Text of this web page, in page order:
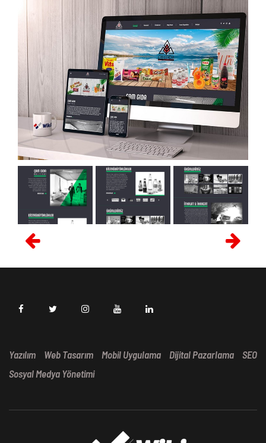
Yazılım Web Tasarım Mobil Uygulama Dijital Pazarlama
SEO
Sosyal Medya Yönetimi